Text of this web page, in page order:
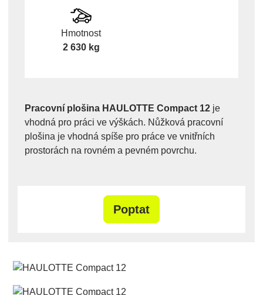
Hmotnost
2 630 kg
Pracovní plošina HAULOTTE Compact 12 je
vhodná pro práci ve výškách. Nůžková pracovní
plošina je vhodná spíše pro práce ve vnitřních
prostorách na rovném a pevném povrchu.
Poptat